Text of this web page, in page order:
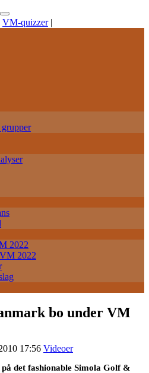
VM-quizzer |
2022
2022
bo under VM
17:56 Videoer
det fashionable Simola Golf &